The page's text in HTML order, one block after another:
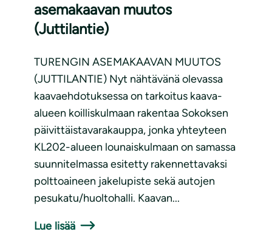
asemakaavan muutos
(Juttilantie)
TURENGIN ASEMAKAAVAN MUUTOS
(JUTTILANTIE) Nyt nähtävänä olevassa
kaavaehdotuksessa on tarkoitus kaava-
alueen koilliskulmaan rakentaa Sokoksen
päivittäistavarakauppa, jonka yhteyteen
KL202-alueen lounaiskulmaan on samassa
suunnitelmassa esitetty rakennettavaksi
polttoaineen jakelupiste sekä autojen
pesukatu/huoltohalli. Kaavan...
Lue lisää